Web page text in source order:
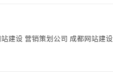
建设 营销策划公司 成都网站建设